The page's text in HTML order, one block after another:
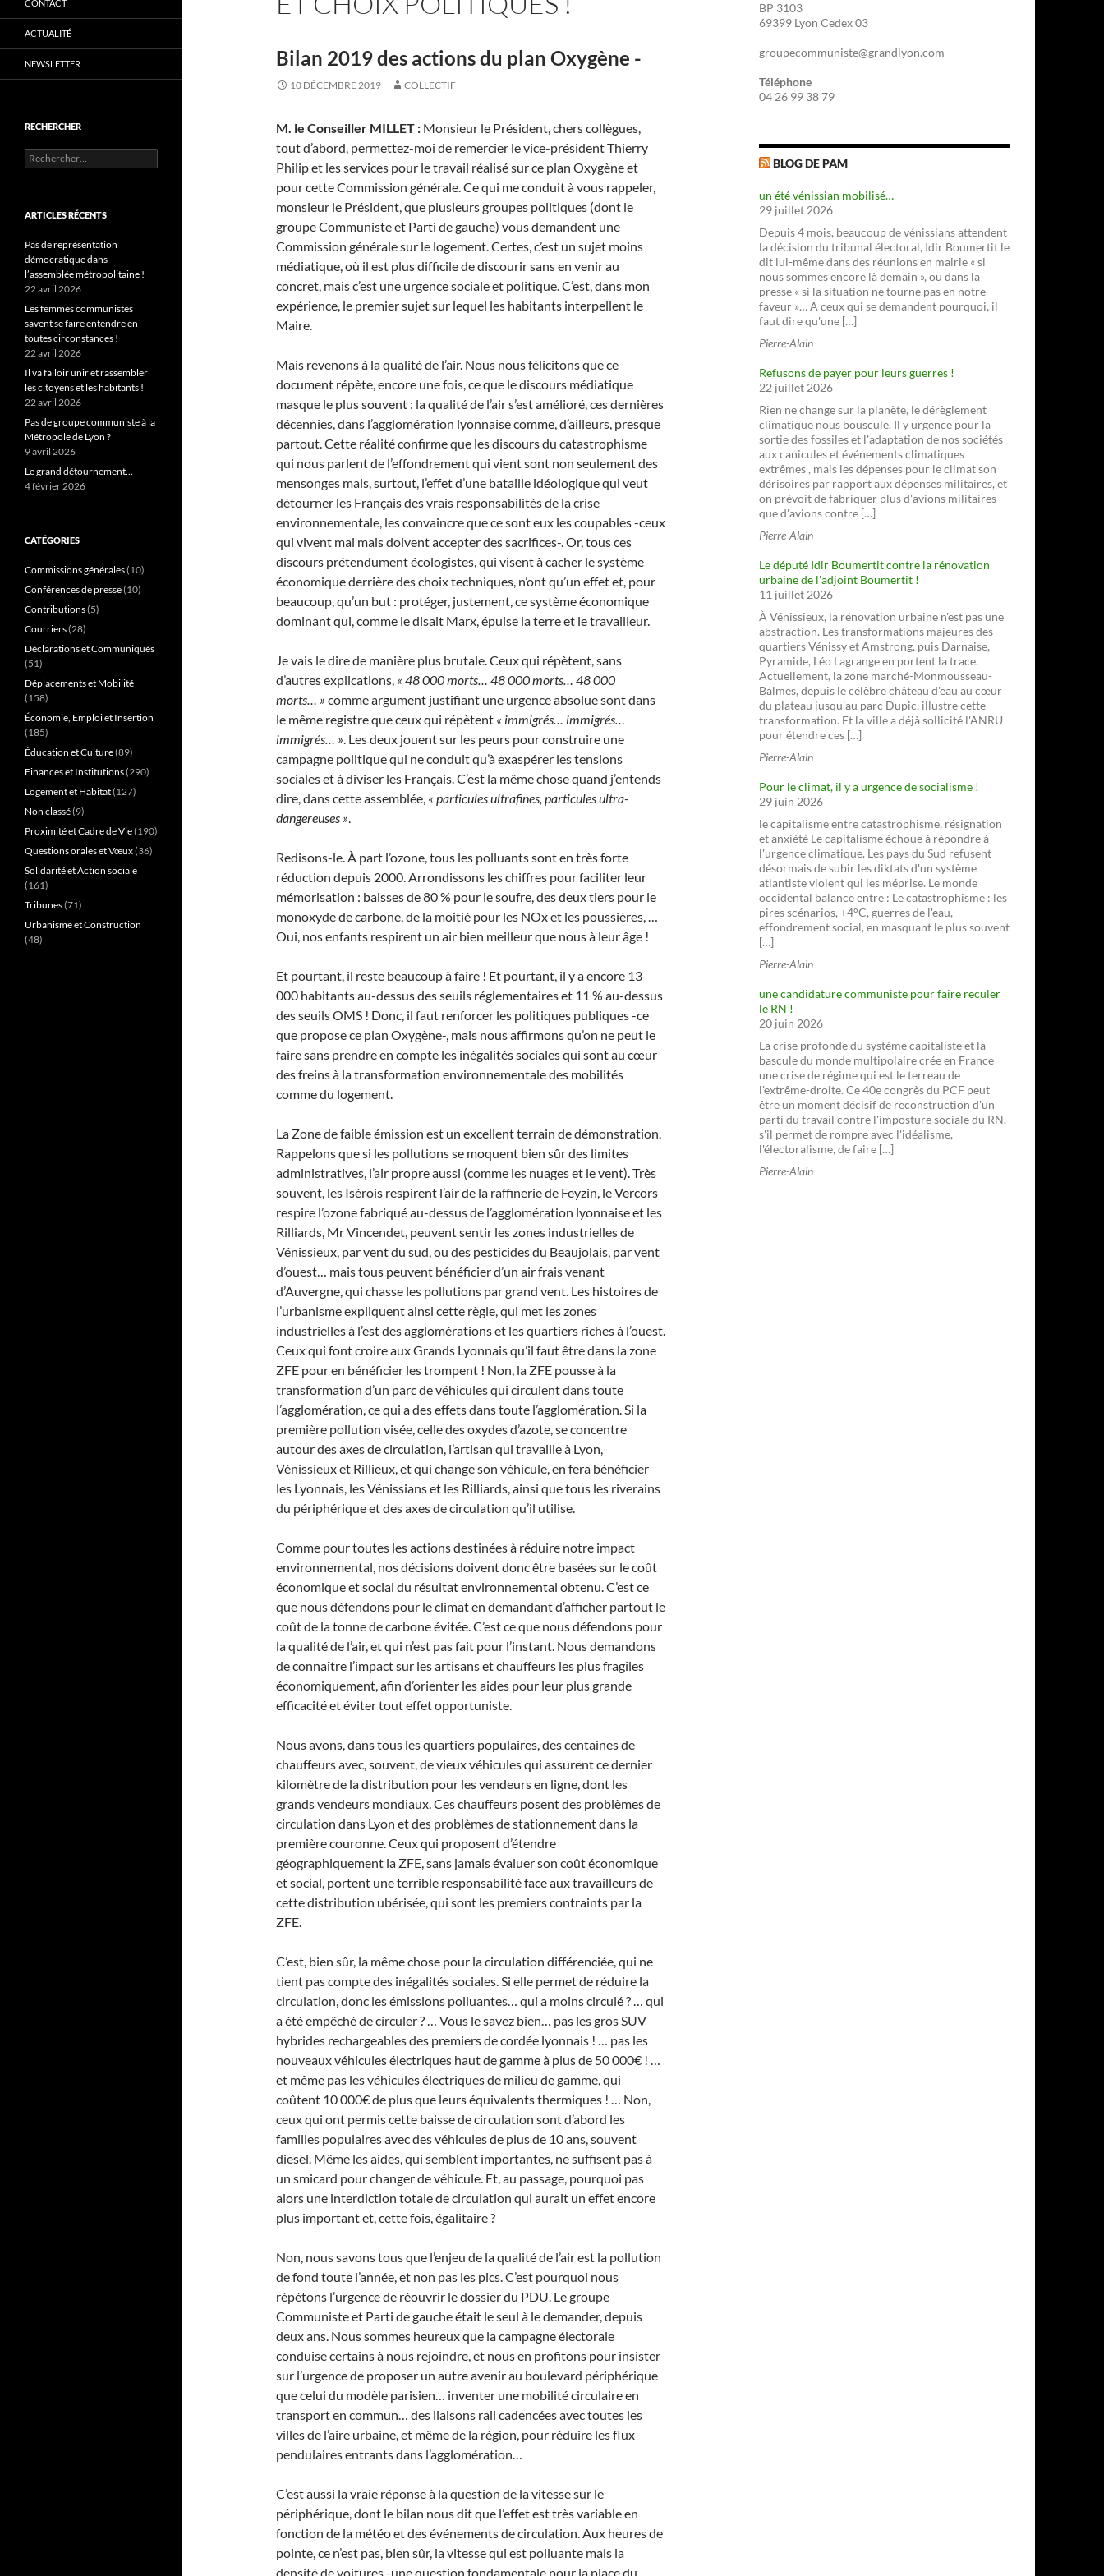
Bilan 2019 des actions du plan Oxygène -
10 DÉCEMBRE 2019 COLLECTIF
M. le Conseiller MILLET : Monsieur le Président, chers collègues,
tout d’abord, permettez-moi de remercier le vice-président Thierry
Philip et les services pour le travail réalisé sur ce plan Oxygène et
pour cette Commission générale. Ce qui me conduit à vous rappeler,
monsieur le Président, que plusieurs groupes politiques (dont le
groupe Communiste et Parti de gauche) vous demandent une
Commission générale sur le logement. Certes, c’est un sujet moins
médiatique, où il est plus difficile de discourir sans en venir au
concret, mais c’est une urgence sociale et politique. C’est, dans mon
expérience, le premier sujet sur lequel les habitants interpellent le
Maire.
Mais revenons à la qualité de l’air. Nous nous félicitons que ce
document répète, encore une fois, ce que le discours médiatique
masque le plus souvent : la qualité de l’air s’est amélioré, ces dernières
décennies, dans l’agglomération lyonnaise comme, d’ailleurs, presque
partout. Cette réalité confirme que les discours du catastrophisme
qui nous parlent de l’effondrement qui vient sont non seulement des
mensonges mais, surtout, l’effet d’une bataille idéologique qui veut
détourner les Français des vrais responsabilités de la crise
environnementale, les convaincre que ce sont eux les coupables -ceux
qui vivent mal mais doivent accepter des sacrifices-. Or, tous ces
discours prétendument écologistes, qui visent à cacher le système
économique derrière des choix techniques, n’ont qu’un effet et, pour
beaucoup, qu’un but : protéger, justement, ce système économique
dominant qui, comme le disait Marx, épuise la terre et le travailleur.
Je vais le dire de manière plus brutale. Ceux qui répètent, sans
d’autres explications, « 48 000 morts… 48 000 morts… 48 000
morts… » comme argument justifiant une urgence absolue sont dans
le même registre que ceux qui répètent « immigrés… immigrés…
immigrés… ». Les deux jouent sur les peurs pour construire une
campagne politique qui ne conduit qu’à exaspérer les tensions
sociales et à diviser les Français. C’est la même chose quand j’entends
dire, dans cette assemblée, « particules ultrafines, particules ultra-
dangereuses ».
Redisons-le. À part l’ozone, tous les polluants sont en très forte
réduction depuis 2000. Arrondissons les chiffres pour faciliter leur
mémorisation : baisses de 80 % pour le soufre, des deux tiers pour le
monoxyde de carbone, de la moitié pour les NOx et les poussières, …
Oui, nos enfants respirent un air bien meilleur que nous à leur âge !
Et pourtant, il reste beaucoup à faire ! Et pourtant, il y a encore 13
000 habitants au-dessus des seuils réglementaires et 11 % au-dessus
des seuils OMS ! Donc, il faut renforcer les politiques publiques -ce
que propose ce plan Oxygène-, mais nous affirmons qu’on ne peut le
faire sans prendre en compte les inégalités sociales qui sont au cœur
des freins à la transformation environnementale des mobilités
comme du logement.
La Zone de faible émission est un excellent terrain de démonstration.
Rappelons que si les pollutions se moquent bien sûr des limites
administratives, l’air propre aussi (comme les nuages et le vent). Très
souvent, les Isérois respirent l’air de la raffinerie de Feyzin, le Vercors
respire l’ozone fabriqué au-dessus de l’agglomération lyonnaise et les
‎Rilliards, Mr Vincendet, peuvent sentir les zones industrielles de
Vénissieux, par vent du sud, ou des pesticides du Beaujolais, par vent
d’ouest… mais tous peuvent bénéficier d’un air frais venant
d’Auvergne, qui chasse les pollutions par grand vent. Les histoires de
l’urbanisme expliquent ainsi cette règle, qui met les zones
industrielles à l’est des agglomérations et les quartiers riches à l’ouest.
Ceux qui font croire aux Grands Lyonnais qu’il faut être dans la zone
ZFE pour en bénéficier les trompent ! Non, la ZFE pousse à la
transformation d’un parc de véhicules qui circulent dans toute
l’agglomération, ce qui a des effets dans toute l’agglomération. Si la
première pollution visée, celle des oxydes d’azote, se concentre
autour des axes de circulation, l’artisan qui travaille à Lyon,
Vénissieux et Rillieux, et qui change son véhicule, en fera bénéficier
les Lyonnais, les Vénissians et les Rilliards, ainsi que tous les riverains
du périphérique et des axes de circulation qu’il utilise.
Comme pour toutes les actions destinées à réduire notre impact
environnemental, nos décisions doivent donc être basées sur le coût
économique et social du résultat environnemental obtenu. C’est ce
que nous défendons pour le climat en demandant d’afficher partout le
coût de la tonne de carbone évitée. C’est ce que nous défendons pour
la qualité de l’air, et qui n’est pas fait pour l’instant. Nous demandons
de connaître l’impact sur les artisans et chauffeurs les plus fragiles
économiquement, afin d’orienter les aides pour leur plus grande
efficacité et éviter tout effet opportuniste.
Nous avons, dans tous les quartiers populaires, des centaines de
chauffeurs avec, souvent, de vieux véhicules qui assurent ce dernier
kilomètre de la distribution pour les vendeurs en ligne, dont les
grands vendeurs mondiaux. Ces chauffeurs posent des problèmes de
circulation dans Lyon et des problèmes de stationnement dans la
première couronne. Ceux qui proposent d’étendre
géographiquement la ZFE, sans jamais évaluer son coût économique
et social, portent une terrible responsabilité face aux travailleurs de
cette distribution ubérisée, qui sont les premiers contraints par la
ZFE.
C’est, bien sûr, la même chose pour la circulation différenciée, qui ne
tient pas compte des inégalités sociales. Si elle permet de réduire la
circulation, donc les émissions polluantes… qui a moins circulé ? … qui
a été empêché de circuler ? … Vous le savez bien… pas les gros SUV
hybrides rechargeables des premiers de cordée lyonnais ! … pas les
nouveaux véhicules électriques haut de gamme à plus de 50 000€ ! …
et même pas les véhicules électriques de milieu de gamme, qui
coûtent 10 000€ de plus que leurs équivalents thermiques ! … Non,
ceux qui ont permis cette baisse de circulation sont d’abord les
familles populaires avec des véhicules de plus de 10 ans, souvent
diesel. Même les aides, qui semblent importantes, ne suffisent pas à
un smicard pour changer de véhicule. Et, au passage, pourquoi pas
alors une interdiction totale de circulation qui aurait un effet encore
plus important et, cette fois, égalitaire ?
Non, nous savons tous que l’enjeu de la qualité de l’air est la pollution
de fond toute l’année, et non pas les pics. C’est pourquoi nous
répétons l’urgence de réouvrir le dossier du PDU. Le groupe
Communiste et Parti de gauche était le seul à le demander, depuis
deux ans. Nous sommes heureux que la campagne électorale
conduise certains à nous rejoindre, et nous en profitons pour insister
sur l’urgence de proposer un autre avenir au boulevard périphérique
que celui du modèle parisien… inventer une mobilité circulaire en
transport en commun… des liaisons rail cadencées avec toutes les
villes de l’aire urbaine, et même de la région, pour réduire les flux
pendulaires entrants dans l’agglomération…
C’est aussi la vraie réponse à la question de la vitesse sur le
périphérique, dont le bilan nous dit que l’effet est très variable en
fonction de la météo et des événements de circulation. Aux heures de
pointe, ce n’est pas, bien sûr, la vitesse qui est polluante mais la
densité de voitures -une question fondamentale pour la place du
BP 3103
69399 Lyon Cedex 03
groupecommuniste@grandlyon.com
Téléphone
04 26 99 38 79
BLOG DE PAM
un été vénissian mobilisé…
29 juillet 2026
Depuis 4 mois, beaucoup de vénissians attendent
la décision du tribunal électoral, Idir Boumertit le
dit lui-même dans des réunions en mairie « si
nous sommes encore là demain », ou dans la
presse « si la situation ne tourne pas en notre
faveur »… A ceux qui se demandent pourquoi, il
faut dire qu'une […]
Pierre-Alain
Refusons de payer pour leurs guerres !
22 juillet 2026
Rien ne change sur la planète, le dérèglement
climatique nous bouscule. Il y urgence pour la
sortie des fossiles et l'adaptation de nos sociétés
aux canicules et événements climatiques
extrêmes , mais les dépenses pour le climat son
dérisoires par rapport aux dépenses militaires, et
on prévoit de fabriquer plus d'avions militaires
que d'avions contre […]
Pierre-Alain
Le député Idir Boumertit contre la rénovation
urbaine de l'adjoint Boumertit !
11 juillet 2026
À Vénissieux, la rénovation urbaine n'est pas une
abstraction. Les transformations majeures des
quartiers Vénissy et Amstrong, puis Darnaise,
Pyramide, Léo Lagrange en portent la trace.
Actuellement, la zone marché-Monmousseau-
Balmes, depuis le célèbre château d'eau au cœur
du plateau jusqu'au parc Dupic, illustre cette
transformation. Et la ville a déjà sollicité l'ANRU
pour étendre ces […]
Pierre-Alain
Pour le climat, il y a urgence de socialisme !
29 juin 2026
le capitalisme entre catastrophisme, résignation
et anxiété Le capitalisme échoue à répondre à
l'urgence climatique. Les pays du Sud refusent
désormais de subir les diktats d'un système
atlantiste violent qui les méprise. Le monde
occidental balance entre : Le catastrophisme : les
pires scénarios, +4°C, guerres de l'eau,
effondrement social, en masquant le plus souvent
[…]
Pierre-Alain
une candidature communiste pour faire reculer
le RN !
20 juin 2026
La crise profonde du système capitaliste et la
bascule du monde multipolaire crée en France
une crise de régime qui est le terreau de
l'extrême-droite. Ce 40e congrès du PCF peut
être un moment décisif de reconstruction d'un
parti du travail contre l'imposture sociale du RN,
s'il permet de rompre avec l'idéalisme,
l'électoralisme, de faire […]
Pierre-Alain
CONTACT
ACTUALITÉ
NEWSLETTER
RECHERCHER
Rechercher :
ARTICLES RÉCENTS
Pas de représentation
démocratique dans
l’assemblée métropolitaine !
22 avril 2026
Les femmes communistes
savent se faire entendre en
toutes circonstances !
22 avril 2026
Il va falloir unir et rassembler
les citoyens et les habitants !
22 avril 2026
Pas de groupe communiste à la
Métropole de Lyon ?
9 avril 2026
Le grand détournement…
4 février 2026
CATÉGORIES
Commissions générales(10)
Conférences de presse(10)
Contributions(5)
Courriers(28)
Déclarations et Communiqués
(51)
Déplacements et Mobilité
(158)
Économie, Emploi et Insertion
(185)
Éducation et Culture(89)
Finances et Institutions(290)
Logement et Habitat(127)
Non classé(9)
Proximité et Cadre de Vie(190)
Questions orales et Vœux(36)
Solidarité et Action sociale
(161)
Tribunes(71)
Urbanisme et Construction
(48)